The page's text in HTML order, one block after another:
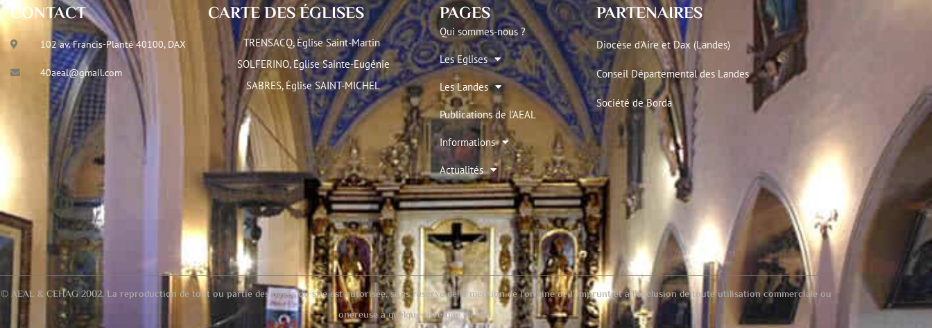
CONTACT
102 av. Francis-Planté 40100, DAX
40aeal@gmail.com
CARTE DES ÉGLISES
TRENSACQ, Église Saint-Martin
SOLFERINO, Église Sainte-Eugénie
SABRES, Église SAINT-MICHEL
PAGES
Qui sommes-nous ?
Les Eglises
Les Landes
Publications de l’AEAL
Informations
Actualités
PARTENAIRES
Diocèse d'Aire et Dax (Landes)
Conseil Départemental des Landes
Société de Borda
© AEAL & CEHAG 2002. La reproduction de tout ou partie des pages du site est autorisée, sous réserve de la mention de l’origine de l’emprunt et à l’exclusion de toute utilisation commerciale ou
onéreuse à quelque titre que ce soit.